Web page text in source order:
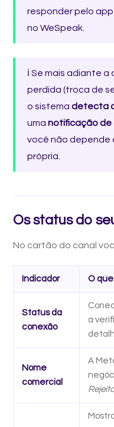
responder pelo
no WeSpeak.
ℹ️ Se mais adiante
perdida (troca de
o sistema detecta
uma notificação
você não depende
própria.
Os status do
No cartão do canal
Indicador O
Status da
conexão
a
Nome
comercial
A